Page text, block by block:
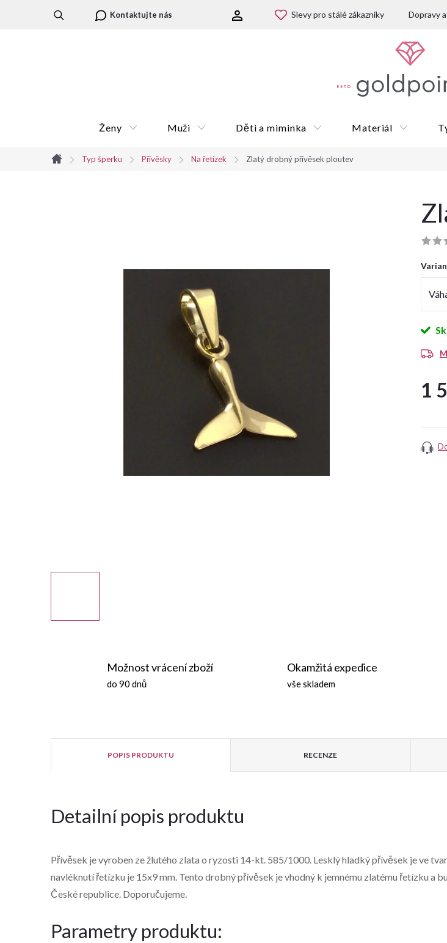
Kontaktujte nás Slevy pro stálé zákazníky Dopravy
Ženy
Muži Děti a miminka Materiál
Domů
Typ šperku Přívěsky Na řetízek Zlatý drobný přívěsek ploutev
1
Možnost vrácení zboží
do 90 dnů
Okamžitá expedice
vše skladem
POPIS PRODUKTU RECENZE
Detailní popis produktu
Přívěsek je vyroben ze žlutého zlata o ryzosti 14-kt. 585/1000. Lesklý hladký přívěsek je ve
navléknutí řetízku je 15x9 mm. Tento drobný přívěsek je vhodný k jemnému zlatému řetízku a
České republice. Doporučujeme.
Parametry produktu: